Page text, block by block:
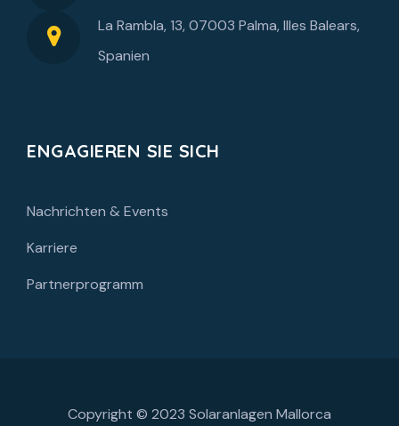
La Rambla, 13, 07003 Palma, Illes Balears,
Spanien
ENGAGIEREN SIE SICH
Nachrichten & Events
Karriere
Partnerprogramm
Copyright © 2023 Solaranlagen Mallorca